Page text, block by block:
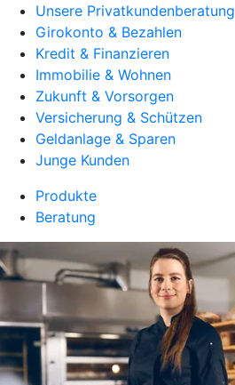
Unsere Privatkundenberatung
Girokonto & Bezahlen
Kredit & Finanzieren
Immobilie & Wohnen
Zukunft & Vorsorgen
Versicherung & Schützen
Geldanlage & Sparen
Junge Kunden
Produkte
Beratung